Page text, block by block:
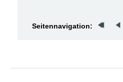
Seitennavigation: